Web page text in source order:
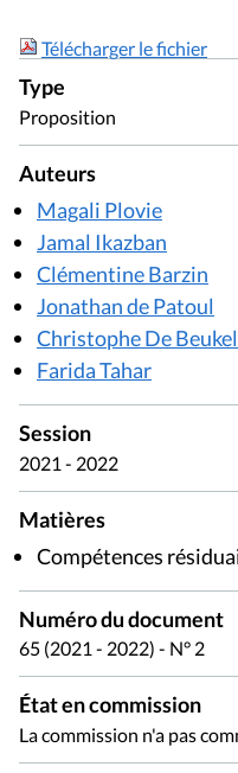
Télécharger le fichier
Type
Proposition
Auteurs
Magali Plovie
Jamal Ikazban
Clémentine Barzin
Jonathan de Patoul
Christophe De
Farida Tahar
Session
2021 - 2022
Matières
Compétences
Numéro du document
65 (2021 - 2022) - N° 2
État en commission
La commission n'a pas